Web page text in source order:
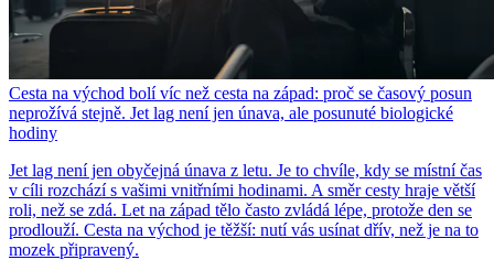
Cesta na východ bolí víc než cesta na západ: proč se časový posun
neprožívá stejně. Jet lag není jen únava, ale posunuté biologické
hodiny
Jet lag není jen obyčejná únava z letu. Je to chvíle, kdy se místní čas
v cíli rozchází s vašimi vnitřními hodinami. A směr cesty hraje větší
roli, než se zdá. Let na západ tělo často zvládá lépe, protože den se
prodlouží. Cesta na východ je těžší: nutí vás usínat dřív, než je na to
mozek připravený.